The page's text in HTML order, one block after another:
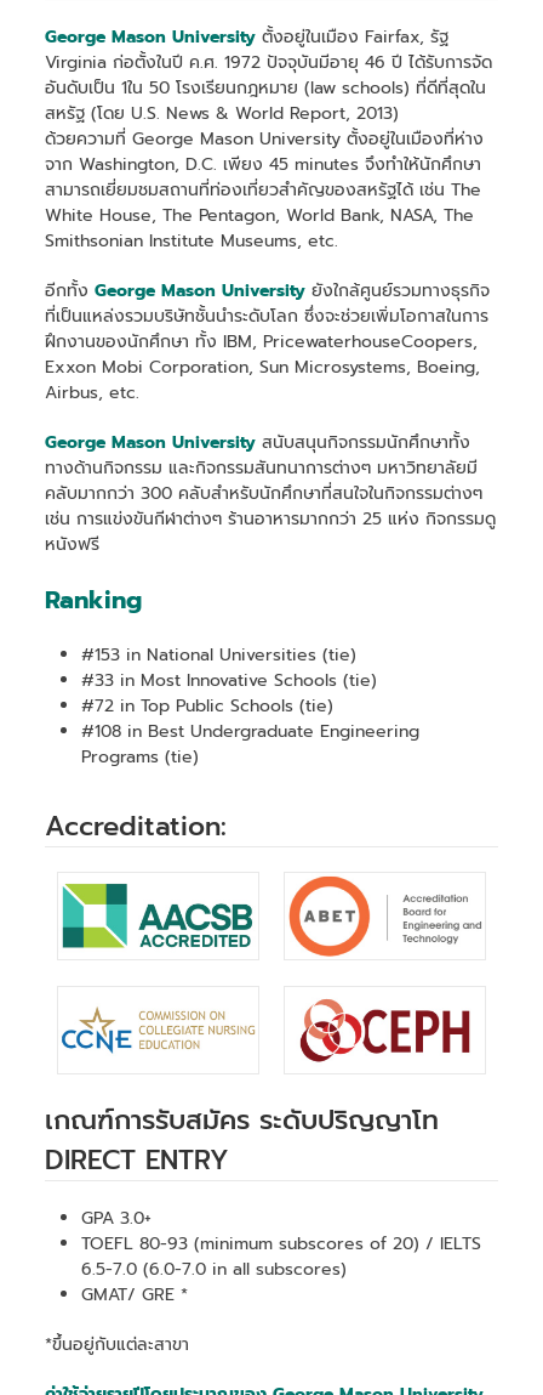
George Mason University ตั้งอยู่ในเมือง Fairfax, รัฐ
Virginia ก่อตั้งในปี ค.ศ. 1972 ปัจจุบันมีอายุ 46 ปี ได้รับการจัด
อันดับเป็น 1ใน 50 โรงเรียนกฎหมาย (law schools) ที่ดีที่สุดใน
สหรัฐ (โดย U.S. News & World Report, 2013)
ด้วยความที่ George Mason University ตั้งอยู่ในเมืองที่ห่าง
จาก Washington, D.C. เพียง 45 minutes จึงทำให้นักศึกษา
สามารถเยี่ยมชมสถานที่ท่องเที่ยวสำคัญของสหรัฐได้ เช่น The
White House, The Pentagon, World Bank, NASA, The
Smithsonian Institute Museums, etc.
อีกทั้งGeorge Mason University ยังใกล้ศูนย์รวมทางธุรกิจ
ที่เป็นแหล่งรวมบริษัทชั้นนำระดับโลก ซึ่งจะช่วยเพิ่มโอกาสในการ
ฝึกงานของนักศึกษา ทั้ง IBM, PricewaterhouseCoopers,
Exxon Mobi Corporation, Sun Microsystems, Boeing,
Airbus, etc.
George Mason University สนับสนุนกิจกรรมนักศึกษาทั้ง
ทางด้านกิจกรรม และกิจกรรมสันทนาการต่างๆ มหาวิทยาลัยมี
คลับมากกว่า 300 คลับสำหรับนักศึกษาที่สนใจในกิจกรรมต่างๆ
เช่น การแข่งขันกีฬาต่างๆ ร้านอาหารมากกว่า 25 แห่ง กิจกรรมดู
หนังฟรี
Ranking
#153 in National Universities (tie)
#33 in Most Innovative Schools (tie)
#72 in Top Public Schools (tie)
#108 in Best Undergraduate Engineering
Programs (tie)
Accreditation:
เกณฑ์การรับสมัคร ระดับปริญญาโท
DIRECT ENTRY
GPA 3.0+
TOEFL 80-93 (minimum subscores of 20) / IELTS
6.5-7.0 (6.0-7.0 in all subscores)
GMAT/ GRE *
*ขึ้นอยู่กับแต่ละสาขา